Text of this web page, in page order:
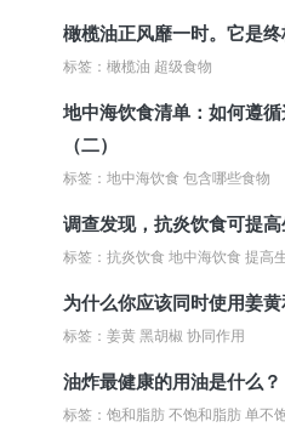
橄榄油正风靡一时。它是终
标签：橄榄油 超级食物
地中海饮食清单：如何遵
（二）
标签：地中海饮食 包含哪些食物
调查发现，抗炎饮食可提
标签：抗炎饮食 地中海饮食 提高
为什么你应该同时使用姜
标签：姜黄 黑胡椒 协同作用
油炸最健康的用油是什么？
标签：饱和脂肪 不饱和脂肪 单不